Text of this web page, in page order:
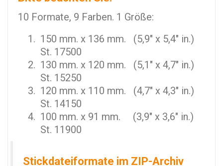
10 Formate, 9 Farben. 1 Größe:
150 mm. x 136 mm. (5,9" x 5,4" in.)
St. 17500
130 mm. x 120 mm. (5,1" x 4,7" in.)
St. 15250
120 mm. x 110 mm. (4,7" x 4,3" in.)
St. 14150
100 mm. x 91 mm. (3,9" x 3,6" in.)
St. 11900
Stickdateiformate im ZIP-Archiv